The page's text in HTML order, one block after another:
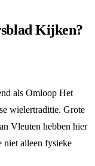
Kijken?
als Omloop Het
wielertraditie. Grote
Vleuten hebben hier
niet alleen fysieke